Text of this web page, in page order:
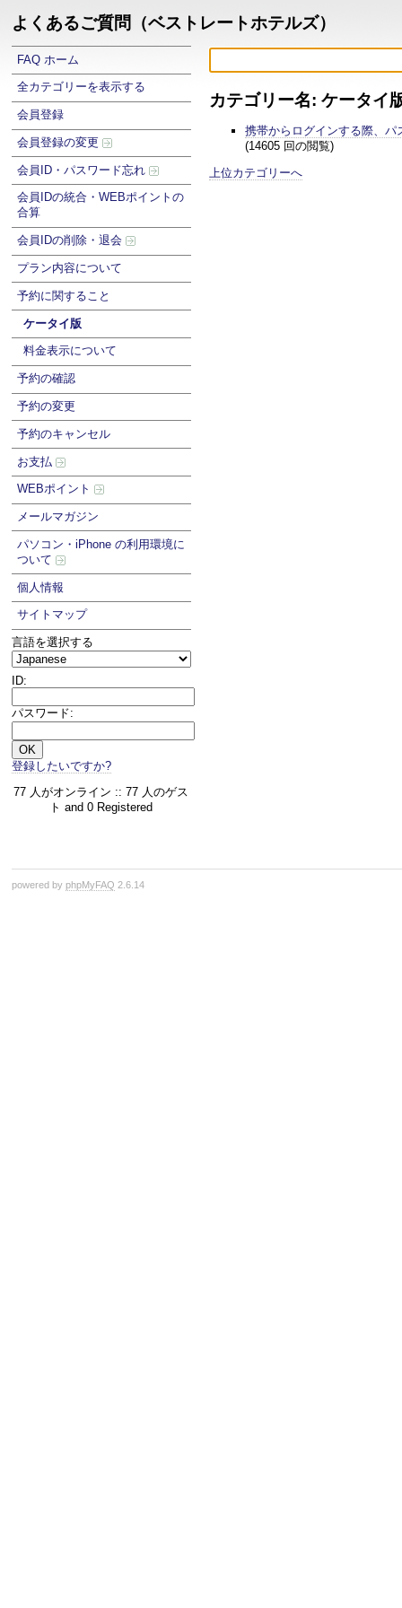
よくあるご質問（ベストレートホテルズ）
FAQ ホーム
全カテゴリーを表示する
会員登録
会員登録の変更
会員ID・パスワード忘れ
会員IDの統合・WEBポイントの
合算
会員IDの削除・退会
プラン内容について
予約に関すること
ケータイ版
料金表示について
予約の確認
予約の変更
予約のキャンセル
お支払
WEBポイント
メールマガジン
パソコン・iPhone の利用環境に
ついて
個人情報
サイトマップ
言語を選択する
ID:
パスワード:
登録したいですか?
77 人がオンライン :: 77 人のゲス
ト and 0 Registered
カテゴリー名: ケータイ
携帯からログインする際、
(14605 回の閲覧)
上位カテゴリーへ
powered by phpMyFAQ 2.6.14